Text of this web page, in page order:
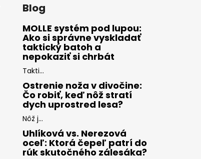
Blog
MOLLE systém pod lupou:
Ako si správne vyskladať
taktický batoh a
nepokaziť si chrbát
Takti...
Ostrenie noža v divočine:
Čo robiť, keď nôž stratí
dych uprostred lesa?
Nôž j...
Uhlíková vs. Nerezová
oceľ: Ktorá čepeľ patrí do
rúk skutočného zálesáka?